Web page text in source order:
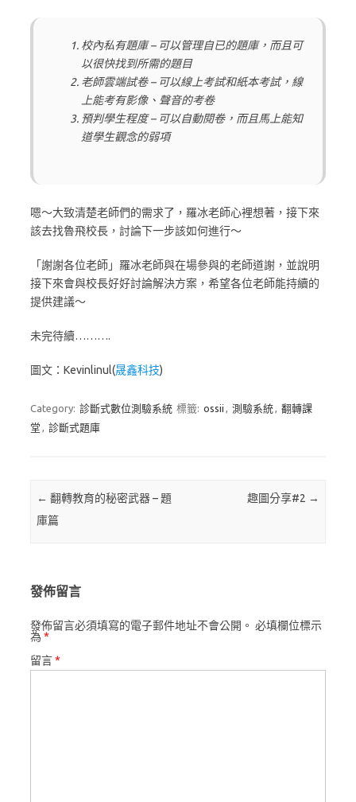
校內私有題庫 – 可以管理自已的題庫，而且可
以很快找到所需的題目
老師雲端試卷 – 可以線上考試和紙本考試，線
上能考有影像、聲音的考卷
預判學生程度 – 可以自動閱卷，而且馬上能知
道學生觀念的弱項
嗯～大致清楚老師們的需求了，羅冰老師心裡想著，接下來
該去找魯飛校長，討論下一步該如何進行～
「謝謝各位老師」羅冰老師與在場參與的老師道謝，並說明
接下來會與校長好好討論解決方案，希望各位老師能持續的
提供建議～
未完待續……….
圖文：Kevinlinul(晟鑫科技)
Category: 診斷式數位測驗系統 標籤: ossii , 測驗系統, 翻轉課
堂 , 診斷式題庫
Post navigation
← 翻轉教育的秘密武器 – 題
庫篇
趣圖分享#2 →
發佈留言
發佈留言必須填寫的電子郵件地址不會公開。 必填欄位標示
為 *
留言*